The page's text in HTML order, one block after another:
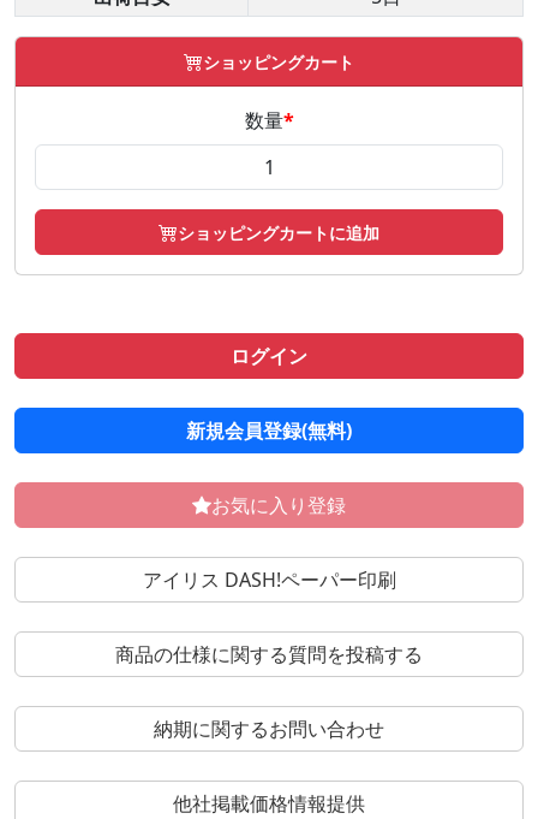
ショッピングカート
数量*
ショッピングカートに追加
ログイン
新規会員登録(無料)
お気に入り登録
アイリス DASH!ペーパー印刷
商品の仕様に関する質問を投稿する
納期に関するお問い合わせ
他社掲載価格情報提供